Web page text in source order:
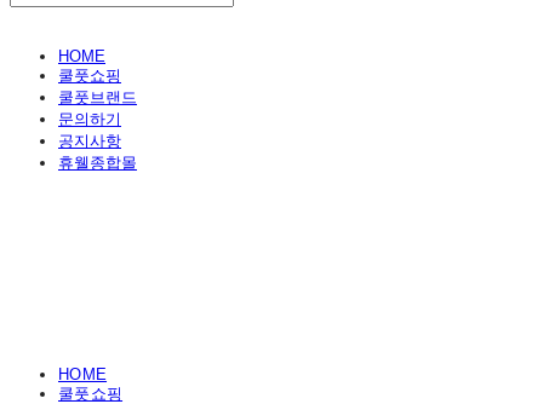
HOME
쿨풋쇼핑
쿨풋브랜드
문의하기
공지사항
휴웰종합몰
HOME
쿨풋쇼핑